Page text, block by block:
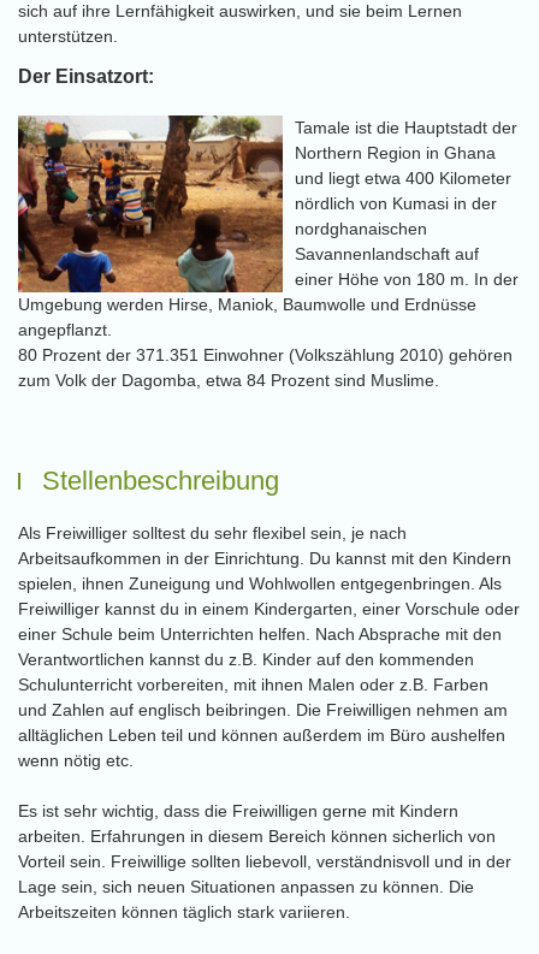
sich auf ihre Lernfähigkeit auswirken, und sie beim Lernen
unterstützen.
Der Einsatzort:
Tamale ist die Hauptstadt der
Northern Region in Ghana
und liegt etwa 400 Kilometer
nördlich von Kumasi in der
nordghanaischen
Savannenlandschaft auf
einer Höhe von 180 m. In der
Umgebung werden Hirse, Maniok, Baumwolle und Erdnüsse
angepflanzt.
80 Prozent der 371.351 Einwohner (Volkszählung 2010) gehören
zum Volk der Dagomba, etwa 84 Prozent sind Muslime.
Stellenbeschreibung
Als Freiwilliger solltest du sehr flexibel sein, je nach
Arbeitsaufkommen in der Einrichtung. Du kannst mit den Kindern
spielen, ihnen Zuneigung und Wohlwollen entgegenbringen. Als
Freiwilliger kannst du in einem Kindergarten, einer Vorschule oder
einer Schule beim Unterrichten helfen. Nach Absprache mit den
Verantwortlichen kannst du z.B. Kinder auf den kommenden
Schulunterricht vorbereiten, mit ihnen Malen oder z.B. Farben
und Zahlen auf englisch beibringen. Die Freiwilligen nehmen am
alltäglichen Leben teil und können außerdem im Büro aushelfen
wenn nötig etc.
Es ist sehr wichtig, dass die Freiwilligen gerne mit Kindern
arbeiten. Erfahrungen in diesem Bereich können sicherlich von
Vorteil sein. Freiwillige sollten liebevoll, verständnisvoll und in der
Lage sein, sich neuen Situationen anpassen zu können. Die
Arbeitszeiten können täglich stark variieren.